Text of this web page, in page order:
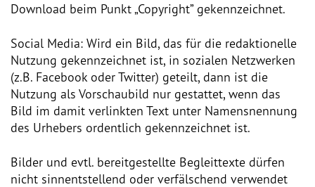
Vorstand
Team
Standorte
Dachorganisationen
Projekte
Download beim Punkt „Copyright” gekennzeichnet.
Social Media: Wird ein Bild, das für die redaktionelle
Nutzung gekennzeichnet ist, in sozialen Netzwerken
(z.B. Facebook oder Twitter) geteilt, dann ist die
Nutzung als Vorschaubild nur gestattet, wenn das
Bild im damit verlinkten Text unter Namensnennung
des Urhebers ordentlich gekennzeichnet ist.
Bilder und evtl. bereitgestellte Begleittexte dürfen
nicht sinnentstellend oder verfälschend verwendet